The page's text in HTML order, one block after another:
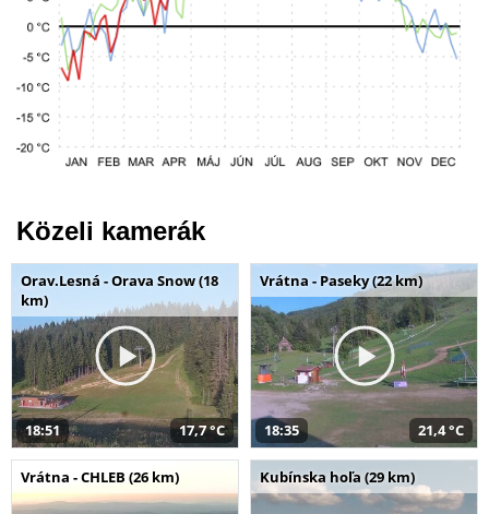
Közeli kamerák
Orav.Lesná - Orava Snow (18
km)
18:51 17,7 °C
Vrátna - Paseky (22 km)
18:35 21,4 °C
Vrátna - CHLEB (26 km) Kubínska hoľa (29 km)